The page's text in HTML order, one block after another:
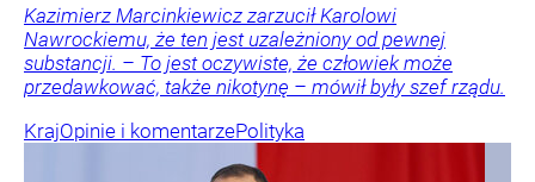
Kazimierz Marcinkiewicz zarzucił Karolowi
Nawrockiemu, że ten jest uzależniony od pewnej
substancji. – To jest oczywiste, że człowiek może
przedawkować, także nikotynę – mówił były szef rządu.
KrajOpinie i komentarzePolityka